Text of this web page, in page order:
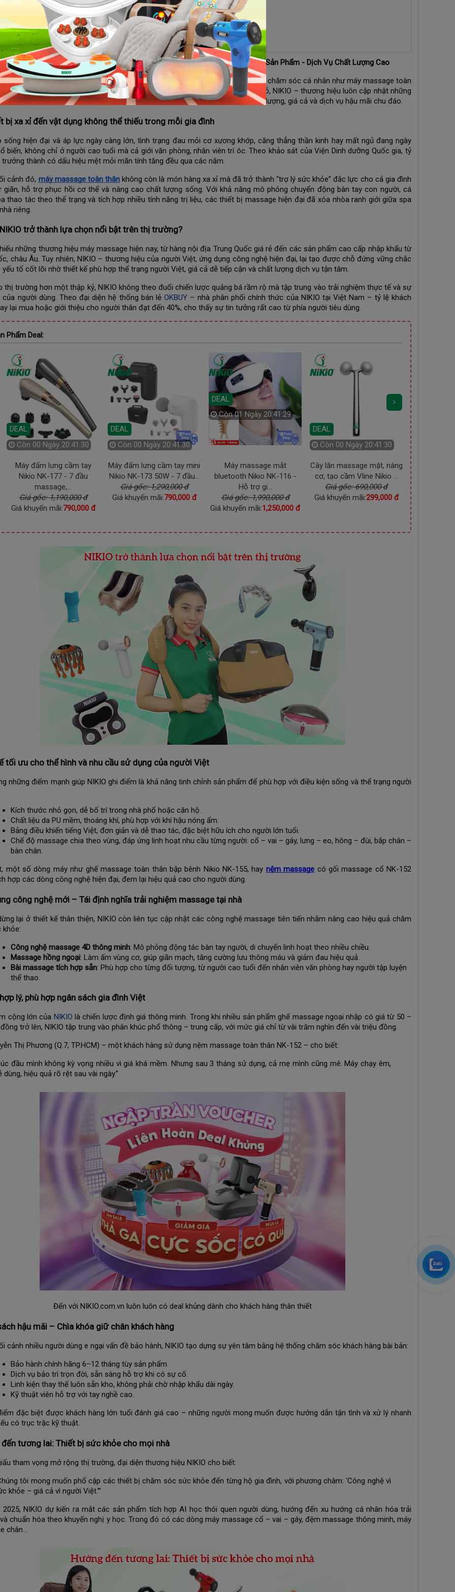
hợp lý, phù hợp ngân sách gia đình Việt
sách hậu mãi – Chìa khóa giữ chân khách hàng
tương lai: Thiết bị sức khỏe cho mọi nhà
mua máy massage toàn thân hãng nào tốt - NIKIO thương hiệu tín nhiệm và Sản Phẩm - Dịch Vụ Chất Lượng Cao
cảnh sức khỏe trở thành ưu tiên hàng đầu của nhiều gia đình Việt, các thiết bị chăm sóc cá nhân như máy massage toàn
trở thành vật dụng thiết yếu. Giữa thị trường với hàng trăm thương hiệu lớn nhỏ, NIKIO – thương hiệu luôn cập nhật những
nghệ hiện đại, đã nổi lên như một lựa chọn uy tín nhờ sự cân bằng giữa chất lượng, giá cả và dịch vụ hậu mãi chu đáo.
bị xa xỉ đến vật dụng không thể thiếu trong mỗi gia đình
sống hiện đại và áp lực ngày càng lớn, tình trạng đau mỏi cơ xương khớp, căng thẳng thần kinh hay mất ngủ đang ngày
biến, không chỉ ở người cao tuổi mà cả giới văn phòng, nhân viên trí óc. Theo khảo sát của Viện Dinh dưỡng Quốc gia, tỷ
trưởng thành có dấu hiệu mệt mỏi mãn tính tăng đều qua các năm.
cảnh đó, máy massage toàn thân không còn là món hàng xa xỉ mà đã trở thành “trợ lý sức khỏe” đắc lực cho cả gia đình
giãn, hỗ trợ phục hồi cơ thể và nâng cao chất lượng sống. Với khả năng mô phỏng chuyển động bàn tay con người, cá
thao tác theo thể trạng và tích hợp nhiều tính năng trị liệu, các thiết bị massage hiện đại đã xóa nhòa ranh giới giữa spa
riêng.
trở thành lựa chọn nổi bật trên thị trường?
những thương hiệu máy massage hiện nay, từ hàng nội địa Trung Quốc giá rẻ đến các sản phẩm cao cấp nhập khẩu từ
châu Âu. Tuy nhiên, NIKIO – thương hiệu của người Việt, ứng dụng công nghệ hiện đại, lại tạo được chỗ đứng vững chắc
yếu tố cốt lõi nhờ thiết kế phù hợp thể trạng người Việt, giá cả dễ tiếp cận và chất lượng dịch vụ tận tâm.
thị trường hơn một thập kỷ, NIKIO không theo đuổi chiến lược quảng bá rầm rộ mà tập trung vào trải nghiệm thực tế và sự
của người dùng. Theo đại diện hệ thống bán lẻOKBUY – nhà phân phối chính thức của NIKIO tại Việt Nam – tỷ lệ khách
lại mua hoặc giới thiệu cho người thân đạt đến 40%, cho thấy sự tin tưởng rất cao từ phía người tiêu dùng.
Phẩm Deal:
DEAL
Còn 00 Ngày 20:41:28
Máy đấm lưng cầm tay
Nikio NK-177 - 7 đầu
massage,...
Giá gốc: 1,190,000 đ
Giá khuyến mãi:790,000 đ
DEAL
Còn 00 Ngày 20:41:28
Máy đấm lưng cầm tay mini
Nikio NK-173 50W - 7 đầu...
Giá gốc: 1,290,000 đ
Giá khuyến mãi:790,000 đ
DEAL
Còn01 Ngày 20:41:27
Máy massage mắt
bluetooth Nikio NK-116 -
Hỗ trợ gi...
Giá gốc: 1,990,000 đ
Giá khuyến mãi:1,250,000 đ
DEAL
Còn 00 Ngày 20:41:28
Cây lăn massage mặt, nâng
cơ, tạo cầm Vline Nikio ...
Giá gốc: 690,000 đ
Giá khuyến mãi:299,000 đ
tối ưu cho thể hình và nhu cầu sử dụng của người Việt
những điểm mạnh giúp NIKIO ghi điểm là khả năng tinh chỉnh sản phẩm để phù hợp với điều kiện sống và thể trạng người
Kích thước nhỏ gọn, dễ bố trí trong nhà phố hoặc căn hộ.
Chất liệu da PU mềm, thoáng khí, phù hợp với khí hậu nóng ẩm.
Bảng điều khiển tiếng Việt, đơn giản và dễ thao tác, đặc biệt hữu ích cho người lớn tuổi.
Chế độ massage chia theo vùng, đáp ứng linh hoạt nhu cầu từng người: cổ – vai – gáy, lưng – eo, hông – đùi, bắp chân –
bàn chân.
một số dòng máy như ghế massage toàn thân bập bênh Nikio NK-155, hay nệm massage có gối massage cổ NK-152
hợp các dòng công nghệ hiện đại, đem lại hiệu quả cao cho người dùng.
công nghệ mới – Tái định nghĩa trải nghiệm massage tại nhà
lại ở thiết kế thân thiện, NIKIO còn liên tục cập nhật các công nghệ massage tiên tiến nhằm nâng cao hiệu quả chăm
khỏe:
Công nghệ massage 4D thông minh: Mô phỏng động tác bàn tay người, di chuyển linh hoạt theo nhiều chiều.
Massage hồng ngoại: Làm ấm vùng cơ, giúp giãn mạch, tăng cường lưu thông máu và giảm đau hiệu quả.
Bài massage tích hợp sẵn: Phù hợp cho từng đối tượng, từ người cao tuổi đến nhân viên văn phòng hay người tập luyện
thể thao.
lý, phù hợp ngân sách gia đình Việt
cộng lớn của NIKIO là chiến lược định giá thông minh. Trong khi nhiều sản phẩm ghế massage ngoại nhập có giá từ 50 –
trở lên, NIKIO tập trung vào phân khúc phổ thông – trung cấp, với mức giá chỉ từ vài trăm nghìn đến vài triệu đồng.
Thị Phương (Q.7, TP.HCM) – một khách hàng sử dụng nệm massage toàn thân NK-152 – cho biết:
đầu mình không kỳ vọng nhiều vì giá khá mềm. Nhưng sau 3 tháng sử dụng, cả mẹ mình cũng mê. Máy chạy êm,
dùng, hiệu quả rõ rệt sau vài ngày.”
Đến với NIKIO.com.vn luôn luôn có deal khủng dành cho khách hàng thân thiết
hậu mãi – Chìa khóa giữ chân khách hàng
cảnh nhiều người dùng e ngại vấn đề bảo hành, NIKIO tạo dựng sự yên tâm bằng hệ thống chăm sóc khách hàng bài bản:
Bảo hành chính hãng 6–12 tháng tùy sản phẩm.
Dịch vụ bảo trì trọn đời, sẵn sàng hỗ trợ khi có sự cố.
Linh kiện thay thế luôn sẵn kho, không phải chờ nhập khẩu dài ngày.
Kỹ thuật viên hỗ trợ với tay nghề cao.
đặc biệt được khách hàng lớn tuổi đánh giá cao – những người mong muốn được hướng dẫn tận tình và xử lý nhanh
có trục trặc kỹ thuật.
tương lai: Thiết bị sức khỏe cho mọi nhà
tham vọng mở rộng thị trường, đại diện thương hiệu NIKIO cho biết:
tôi mong muốn phổ cập các thiết bị chăm sóc sức khỏe đến từng hộ gia đình, với phương châm: ‘Công nghệ vì
khỏe – giá cả vì người Việt.’”
2025, NIKIO dự kiến ra mắt các sản phẩm tích hợp AI học thói quen người dùng, hướng đến xu hướng cá nhân hóa trải
chuẩn hóa theo khuyến nghị y học. Trong đó có các dòng máy massage cổ – vai – gáy, đệm massage thông minh, máy
chân…